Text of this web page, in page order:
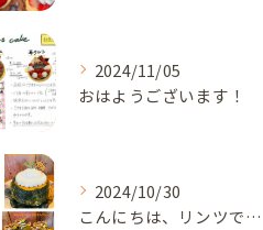
2024/11/05
おはようございます！
2024/10/30
こんにちは、リンツです✨️